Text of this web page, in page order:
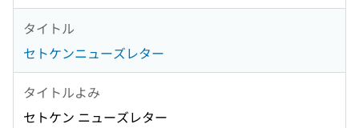
タイトル
セトケンニューズレター
タイトルよみ
セトケン ニューズレター